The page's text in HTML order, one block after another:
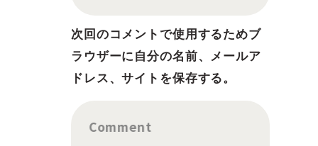
次回のコメントで使用するためブ
ラウザーに自分の名前、メールア
ドレス、サイトを保存する。
Comment